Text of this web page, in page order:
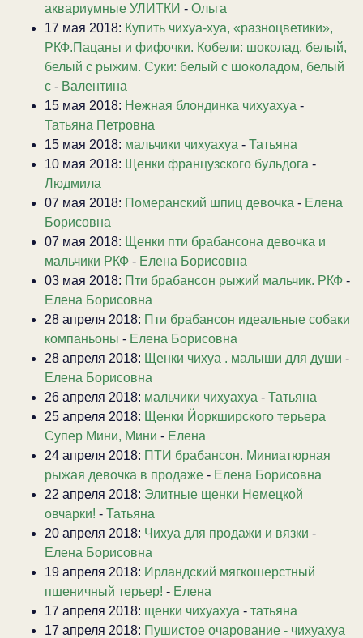
аквариумные УЛИТКИ - Ольга
17 мая 2018: Купить чихуа-хуа, «разноцветики»,
РКФ.Пацаны и фифочки. Кобели: шоколад, белый,
белый с рыжим. Суки: белый с шоколадом, белый
с - Валентина
15 мая 2018: Нежная блондинка чихуахуа -
Татьяна Петровна
15 мая 2018: мальчики чихуахуа - Татьяна
10 мая 2018: Щенки французского бульдога -
Людмила
07 мая 2018: Померанский шпиц девочка - Елена
Борисовна
07 мая 2018: Щенки пти брабансона девочка и
мальчики РКФ - Елена Борисовна
03 мая 2018: Пти брабансон рыжий мальчик. РКФ -
Елена Борисовна
28 апреля 2018: Пти брабансон идеальные собаки
компаньоны - Елена Борисовна
28 апреля 2018: Щенки чихуа . малыши для души -
Елена Борисовна
26 апреля 2018: мальчики чихуахуа - Татьяна
25 апреля 2018: Щенки Йоркширского терьера
Супер Мини, Мини - Елена
24 апреля 2018: ПТИ брабансон. Миниатюрная
рыжая девочка в продаже - Елена Борисовна
22 апреля 2018: Элитные щенки Немецкой
овчарки! - Татьяна
20 апреля 2018: Чихуа для продажи и вязки -
Елена Борисовна
19 апреля 2018: Ирландский мягкошерстный
пшеничный терьер! - Елена
17 апреля 2018: щенки чихуахуа - татьяна
17 апреля 2018: Пушистое очарование - чихуахуа